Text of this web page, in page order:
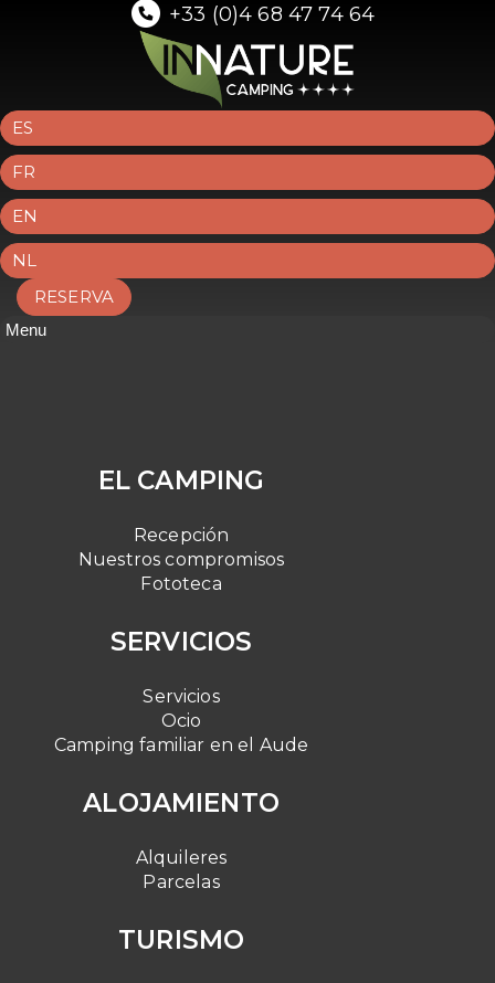
+33 (0)4 68 47 74 64
ES
FR
EN
NL
RESERVA
Menu
EL CAMPING
Recepción
Nuestros compromisos
Fototeca
SERVICIOS
Servicios
Ocio
Camping familiar en el Aude
ALOJAMIENTO
Alquileres
Parcelas
TURISMO